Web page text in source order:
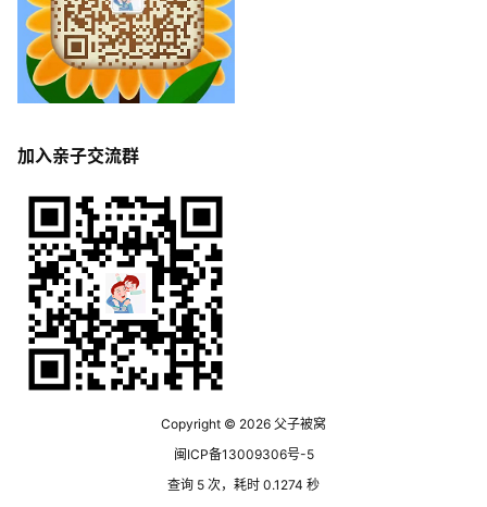
加入亲子交流群
Copyright © 2026 父子被窝
闽ICP备13009306号-5
查询 5 次，耗时 0.1274 秒